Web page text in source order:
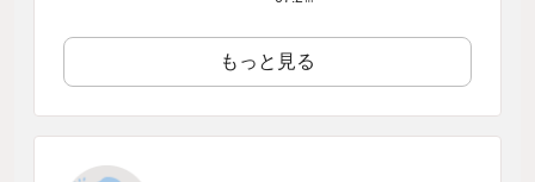
もっと見る